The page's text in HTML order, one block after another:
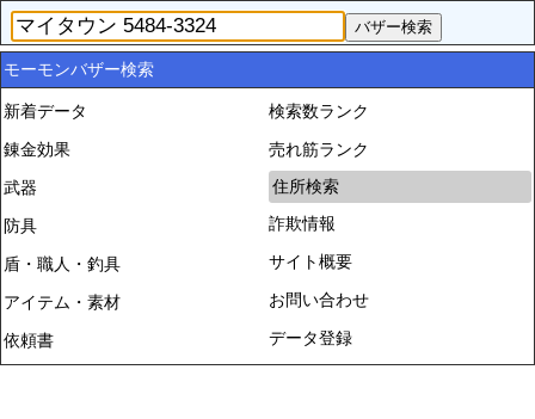
モーモンバザー検索
新着データ
錬金効果
武器
防具
盾・職人・釣具
アイテム・素材
依頼書
検索数ランク
売れ筋ランク
住所検索
詐欺情報
サイト概要
お問い合わせ
データ登録